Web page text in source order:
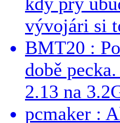
vývojári si
BMT20 :
době
2.13 na
pcmaker :